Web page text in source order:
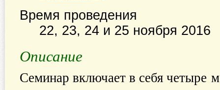
Время проведения
22, 23, 24 и 25 ноября 2016
Описание
Семинар включает в себя четыре